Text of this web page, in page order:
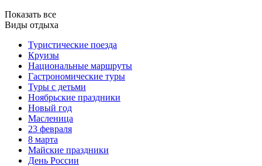
Показать все
Виды отдыха
Туристические поезда
Круизы
Национальные маршруты
Гастрономические туры
Туры с детьми
Ноябрьские праздники
Новый год
Масленица
23 февраля
8 марта
Майские праздники
День России